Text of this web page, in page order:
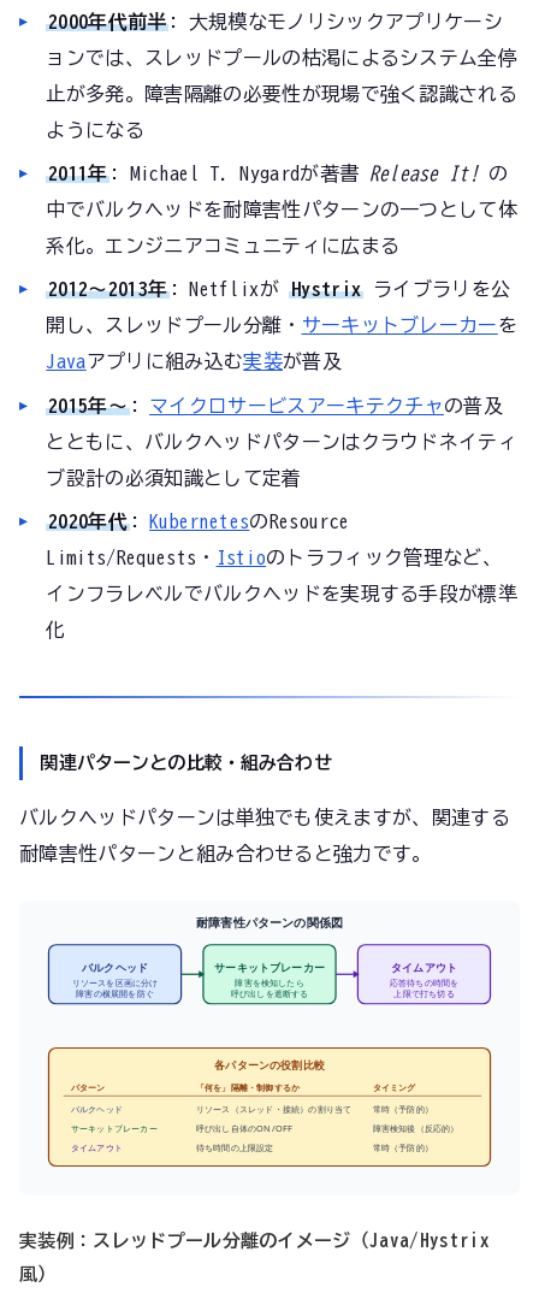
2000年代前半 : 大規模なモノリシックアプリケーシ
ョンでは、スレッドプールの枯渇によるシステム全停
止が多発。障害隔離の必要性が現場で強く認識される
ようになる
2011年 : Michael T. Nygardが著書 Release It! の
中でバルクヘッドを耐障害性パターンの一つとして体
系化。エンジニアコミュニティに広まる
2012〜2013年: NetflixがHystrixライブラリを公
開し、スレッドプール分離・ サーキットブレーカーを
Javaアプリに組み込む実装が普及
2015年〜: マイクロサービスアーキテクチャの普及
とともに、バルクヘッドパターンはクラウドネイティ
ブ設計の必須知識として定着
2020年代: KubernetesのResource
Limits/Requests・ Istioのトラフィック管理など、
インフラレベルでバルクヘッドを実現する手段が標準
化
関連パターンとの比較・組み合わせ
バルクヘッドパターンは単独でも使えますが、関連する
耐障害性パターンと組み合わせると強力です。
耐障害性パターンの関係図
バルクヘッド
リソースを区画に分け
障害の横展開を防ぐ
サーキットブレーカー
障害を検知したら
呼び出しを遮断する
タイムアウト
応答待ちの時間を
上限で打ち切る
各パターンの役割比較
パターン 「何を」隔離・制御するか
タイミング
バルクヘッド
リソース（スレッド・接続）の割り当て
常時（予防的）
サーキットブレーカー
呼び出し自体のON/OFF 障害検知後（反応的）
タイムアウト 待ち時間の上限設定 常時（予防的）
実装例：スレッドプール分離のイメージ（Java/Hystrix
風）